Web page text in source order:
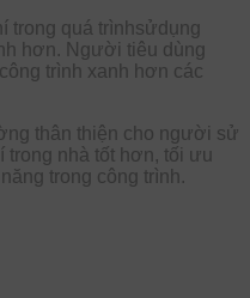
trong quá trìnhsửdụng
hơn. Người tiêu dùng
trình xanh hơn các
thân thiện cho người sử
nhà tốt hơn, tối ưu
trong công trình.